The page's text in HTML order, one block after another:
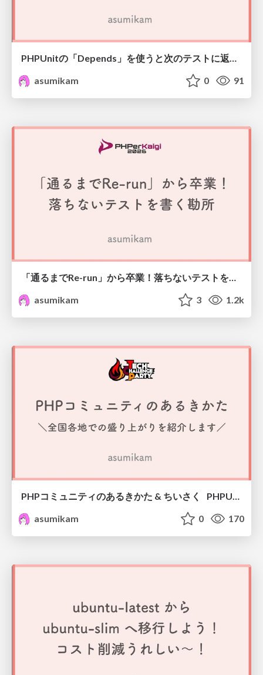
PHPUnitの「Depends」を使うと次のテストに返り値を渡せるの、なんで？読むぞ！ #phpcon_odawara
asumikam
0 91
asumikam
3 1.2k
PHPコミュニティのあるきかた & ちいさく PHPUnitをつくってみる / Tech Challenge Party 2026
asumikam
0 170